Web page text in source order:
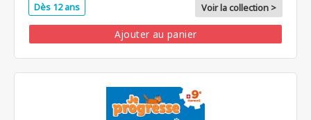
Dès 12 ans Voir la collection >
Ajouter au panier